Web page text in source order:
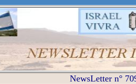
NewsLetter n°